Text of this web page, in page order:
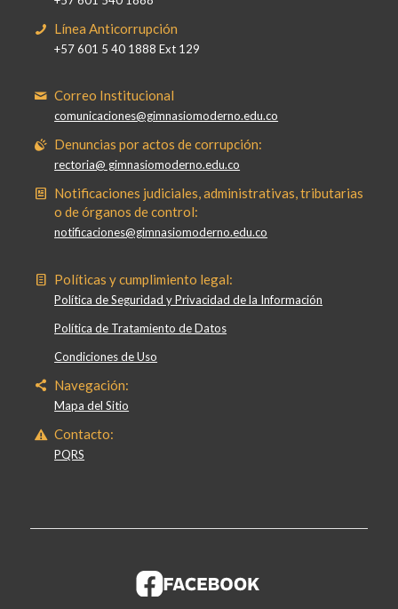
Línea Anticorrupción
+57 601 5 40 1888 Ext 129
Correo Institucional
comunicaciones@gimnasiomoderno.edu.co
Denuncias por actos de corrupción:
rectoria@ gimnasiomoderno.edu.co
Notificaciones judiciales, administrativas, tributarias
o de órganos de control:
notificaciones@gimnasiomoderno.edu.co
Políticas y cumplimiento legal:
Política de Seguridad y Privacidad de la Información
Política de Tratamiento de Datos
Condiciones de Uso
Navegación:
Mapa del Sitio
Contacto:
PQRS